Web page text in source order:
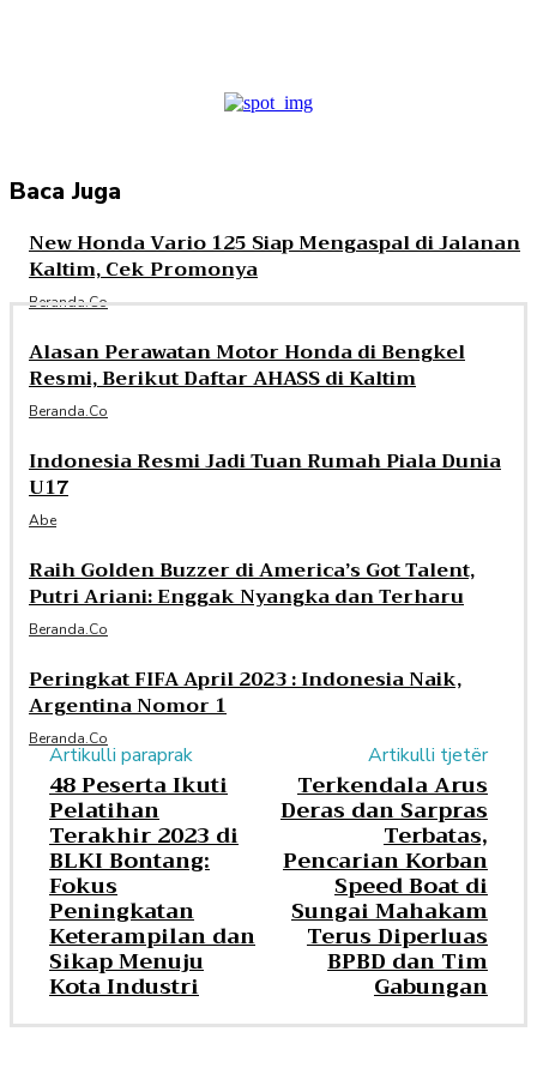
Baca Juga
New Honda Vario 125 Siap Mengaspal di Jalanan
Kaltim, Cek Promonya
Beranda.co
Alasan Perawatan Motor Honda di Bengkel
Resmi, Berikut Daftar AHASS di Kaltim
Beranda.co
Indonesia Resmi Jadi Tuan Rumah Piala Dunia
U17
Abe
Raih Golden Buzzer di America’s Got Talent,
Putri Ariani: Enggak Nyangka dan Terharu
Beranda.co
Peringkat FIFA April 2023 : Indonesia Naik,
Argentina Nomor 1
Beranda.co
Artikulli paraprak
48 Peserta Ikuti
Pelatihan
Terakhir 2023 di
BLKI Bontang:
Fokus
Peningkatan
Keterampilan dan
Sikap Menuju
Kota Industri
Artikulli tjetër
Terkendala Arus
Deras dan Sarpras
Terbatas,
Pencarian Korban
Speed Boat di
Sungai Mahakam
Terus Diperluas
BPBD dan Tim
Gabungan